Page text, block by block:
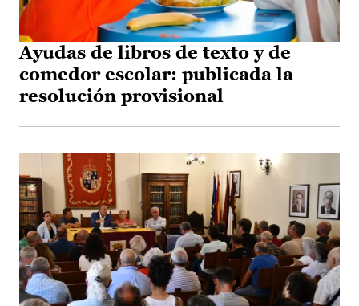
Ayudas de libros de texto y de
comedor escolar: publicada la
resolución provisional